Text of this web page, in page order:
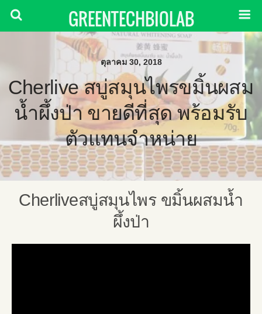
GREENTECHBIOLAB
ตุลาคม 30, 2018
Cherlive สบู่สมุนไพรขมิ้นผสม
น้ำผึ้งป่า ขายดีที่สุด พร้อมรับ
ตัวแทนจำหน่าย
Cherliveสบู่สมุนไพร ขมิ้นผสมน้ำ
ผึ้งป่า